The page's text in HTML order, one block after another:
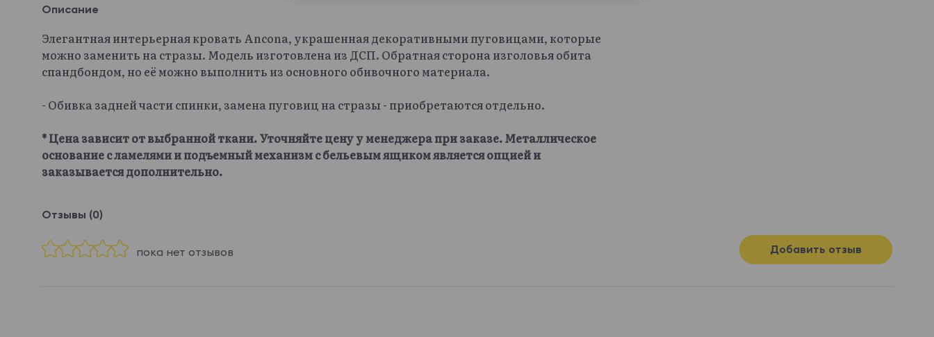
Описание
Элегантная интерьерная кровать Ancona, украшенная декоративными пуговицами, которые
можно заменить на стразы. Модель изготовлена из ДСП. Обратная сторона изголовья обита
спандбондом, но её можно выполнить из основного обивочного материала.
- Обивка задней части спинки, замена пуговиц на стразы - приобретаются отдельно.
* Цена зависит от выбранной ткани. Уточняйте цену у менеджера при заказе. Металлическое
основание с ламелями и подъемный механизм с бельевым ящиком является опцией и
заказывается дополнительно.
Отзывы (0)
пока нет отзывов Добавить отзыв